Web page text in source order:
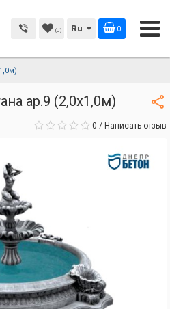
(0) Ru 0
ар.9 (2,0х1,0м)
0 / Написать отзыв